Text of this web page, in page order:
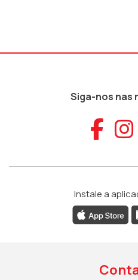
Siga-nos nas
Instale a